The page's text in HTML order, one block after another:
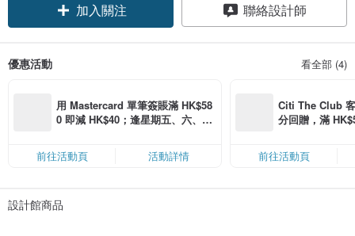
加入關注 聯絡設計師
優惠活動 看全部 (4)
用 Mastercard 單筆簽賬滿 HK$58
0 即減 HK$40；逢星期五、六、日
限，額滿即止，僅限「常用信用
卡」結帳）
前往活動頁 活動詳情
Citi The Club
分回贈，滿
前往活動頁
設計館商品